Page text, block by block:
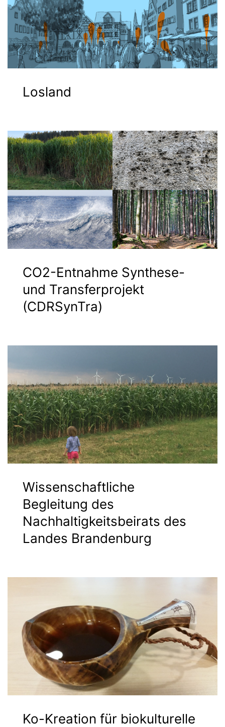
Losland
CO2-Entnahme Synthese-
und Transferprojekt
(CDRSynTra)
Wissenschaftliche
Begleitung des
Nachhaltigkeitsbeirats des
Landes Brandenburg
Ko-Kreation für biokulturelle